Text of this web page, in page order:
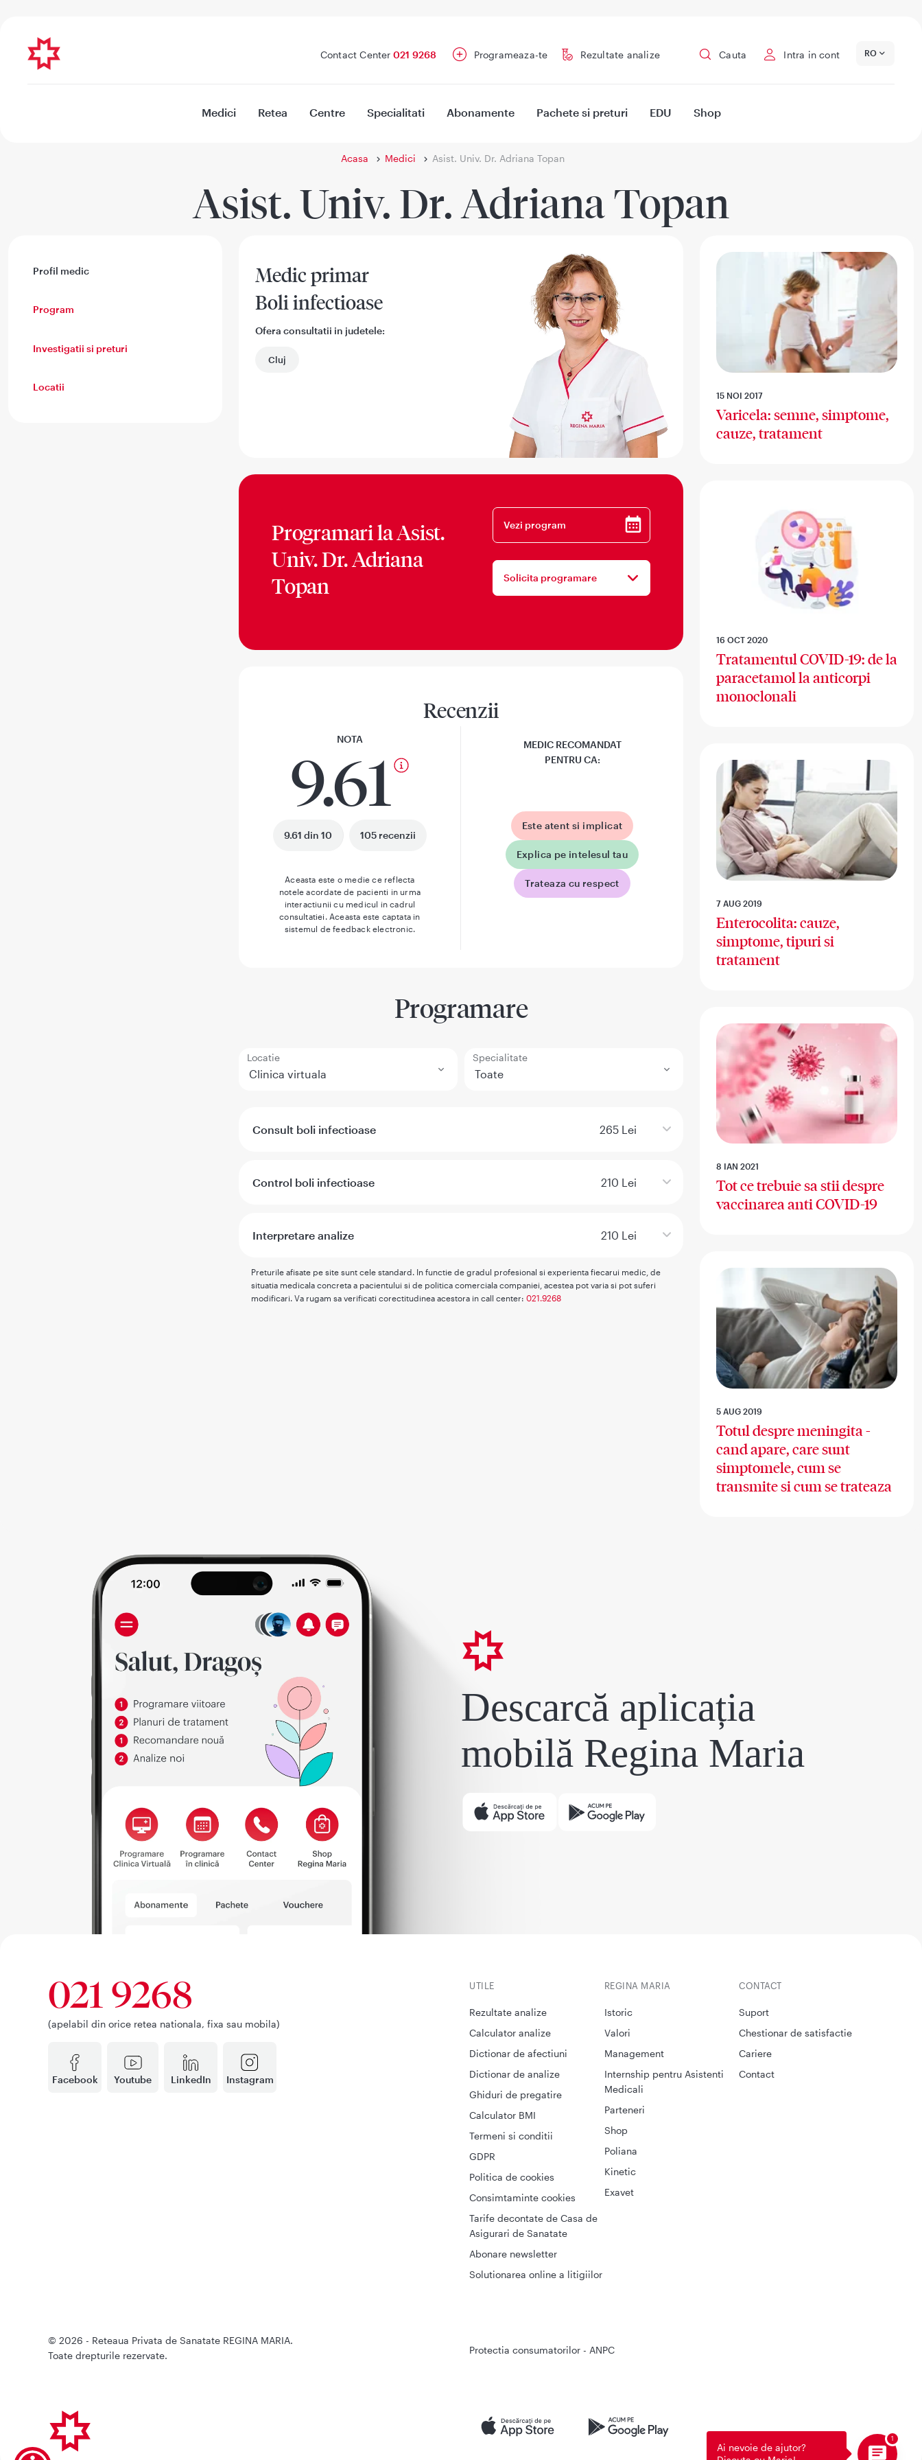
Contact Center 021 9268 Programeaza-te Rezultate analize Cauta Intra in cont RO
Medici Retea Centre Specialitati Abonamente Pachete si preturi EDU Shop
Acasa Medici Asist. Univ. Dr. Adriana Topan
Asist. Univ. Dr. Adriana Topan
Profil medic
Program
Investigatii si preturi
Locatii
Medic primar
Boli infectioase
Ofera consultatii in judetele:
Cluj
Programari laAsist.
Univ. Dr. Adriana
Topan
Vezi program
Solicita programare
Recenzii
NOTA
9.61
9.61 din 10 105 recenzii
Aceasta este o medie ce reflecta
notele acordate de pacienti in urma
interactiunii cu medicul in cadrul
consultatiei. Aceasta este captata in
sistemul de feedback electronic.
MEDIC RECOMANDAT
PENTRU CA:
Este atent si implicat
Explica pe intelesul tau
Trateaza cu respect
Programare
Locatie Specialitate
Consult boli infectioase 265 Lei
Control boli infectioase 210 Lei
Interpretare analize 210 Lei
Preturile afisate pe site sunt cele standard. In functie de gradul profesional si experienta fiecarui medic, de
situatia medicala concreta a pacientului si de politica comerciala companiei, acestea pot varia si pot suferi
modificari. Va rugam sa verificati corectitudinea acestora in call center: 021.9268
15 NOI 2017
Varicela: semne, simptome,
cauze, tratament
16 OCT 2020
Tratamentul COVID-19: de la
paracetamol la anticorpi
monoclonali
7 AUG 2019
Enterocolita: cauze,
simptome, tipuri si
tratament
8 IAN 2021
Tot ce trebuie sa stii despre
vaccinarea anti COVID-19
5 AUG 2019
Totul despre meningita -
cand apare, care sunt
simptomele, cum se
transmite si cum se trateaza
Descarcă aplicația
mobilă Regina Maria
Facebook Youtube LinkedIn Instagram
021 9268
(apelabil din orice retea nationala, fixa sau mobila)
UTILE
Rezultate analize
Calculator analize
Dictionar de afectiuni
Dictionar de analize
Ghiduri de pregatire
Calculator BMI
Termeni si conditii
GDPR
Politica de cookies
Consimtaminte cookies
Tarife decontate de Casa de
Asigurari de Sanatate
Abonare newsletter
Solutionarea online a litigiilor
CONTACT
Suport
Chestionar de satisfactie
Cariere
Contact
REGINA MARIA
Istoric
Valori
Management
Internship pentru Asistenti
Medicali
Parteneri
Shop
Poliana
Kinetic
Exavet
Protectia consumatorilor - ANPC
© 2026 - Reteaua Privata de Sanatate REGINA MARIA.
Toate drepturile rezervate.
Ai nevoie de ajutor?